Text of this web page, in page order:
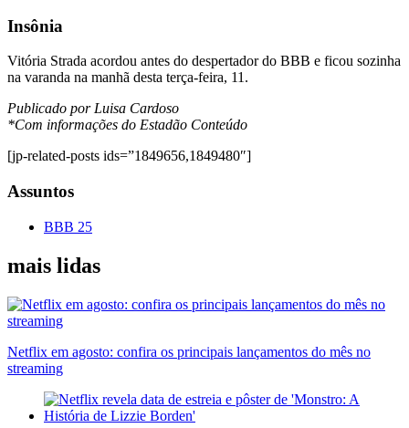
Insônia
Vitória Strada acordou antes do despertador do BBB e ficou sozinha
na varanda na manhã desta terça-feira, 11.
Publicado por Luisa Cardoso
*Com informações do Estadão Conteúdo
[jp-related-posts ids=”1849656,1849480″]
Assuntos
BBB 25
mais lidas
Netflix em agosto: confira os principais lançamentos do mês no
streaming